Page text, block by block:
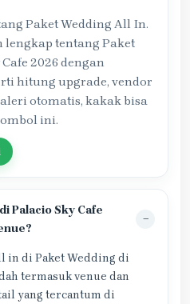
Paket Wedding All In.
tentang Paket
2026 dengan
hitung upgrade, vendor
otomatis, kakak bisa
ini.
Palacio Sky Cafe
in di Paket Wedding di
termasuk venue dan
yang tercantum di